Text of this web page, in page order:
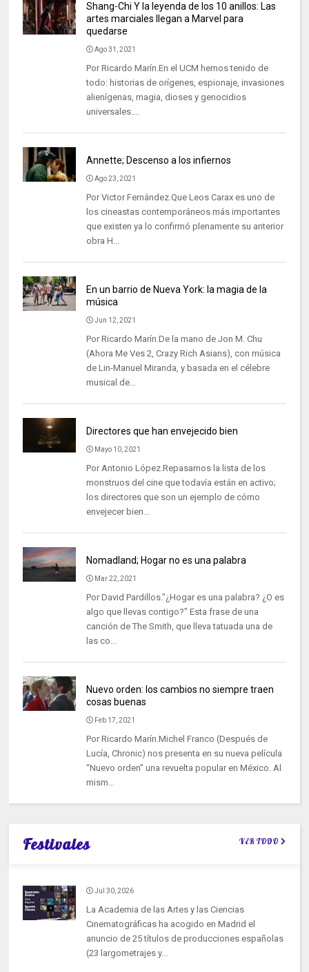
Shang-Chi Y la leyenda de los 10 anillos: Las
artes marciales llegan a Marvel para
quedarse
Ago 31, 2021
Por Ricardo Marín.En el UCM hemos tenido de
todo: historias de orígenes, espionaje, invasiones
alienígenas, magia, dioses y genocidios
universales....
Annette; Descenso a los infiernos
Ago 23, 2021
Por Victor Fernández.Que Leos Carax es uno de
los cineastas contemporáneos más importantes
que existen ya lo confirmó plenamente su anterior
obra H...
En un barrio de Nueva York: la magia de la
música
Jun 12, 2021
Por Ricardo Marín.De la mano de Jon M. Chu
(Ahora Me Ves 2, Crazy Rich Asians), con música
de Lin-Manuel Miranda, y basada en el célebre
musical de...
Directores que han envejecido bien
Mayo 10, 2021
Por Antonio López.Repasamos la lista de los
monstruos del cine que todavía están en activo;
los directores que son un ejemplo de cómo
envejecer bien...
Nomadland; Hogar no es una palabra
Mar 22, 2021
Por David Pardillos."¿Hogar es una palabra? ¿O es
algo que llevas contigo?" Esta frase de una
canción de The Smith, que lleva tatuada una de
las co...
Nuevo orden: los cambios no siempre traen
cosas buenas
Feb 17, 2021
Por Ricardo Marín.Michel Franco (Después de
Lucía, Chronic) nos presenta en su nueva película
“Nuevo orden” una revuelta popular en México. Al
mism...
Festivales VER TODO
Jul 30, 2026
La Academia de las Artes y las Ciencias
Cinematográficas ha acogido en Madrid el
anuncio de 25 títulos de producciones españolas
(23 largometrajes y...